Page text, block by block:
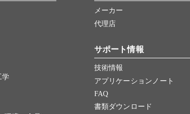
学
メーカー
代理店
サポート情報
技術情報
アプリケーションノート
FAQ
書類ダウンロード